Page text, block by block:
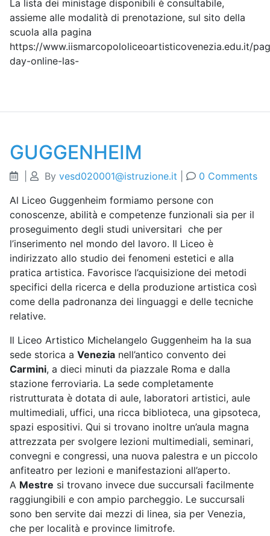
La lista dei ministage disponibili è consultabile,
assieme alle modalità di prenotazione, sul sito della
scuola alla pagina
https://www.iismarcopololiceoartisticovenezia.edu.it/
day-online-las-
GUGGENHEIM
By vesd020001@istruzione.it
0 Comments
Al Liceo Guggenheim formiamo persone con
conoscenze, abilità e competenze funzionali sia per il
proseguimento degli studi universitari che per
l’inserimento nel mondo del lavoro. Il Liceo è
indirizzato allo studio dei fenomeni estetici e alla
pratica artistica. Favorisce l’acquisizione dei metodi
specifici della ricerca e della produzione artistica così
come della padronanza dei linguaggi e delle tecniche
relative.
Il Liceo Artistico Michelangelo Guggenheim ha la sua
sede storica a Venezia nell’antico convento dei
Carmini, a dieci minuti da piazzale Roma e dalla
stazione ferroviaria. La sede completamente
ristrutturata è dotata di aule, laboratori artistici, aule
multimediali, uffici, una ricca biblioteca, una gipsoteca,
spazi espositivi. Qui si trovano inoltre un’aula magna
attrezzata per svolgere lezioni multimediali, seminari,
convegni e congressi, una nuova palestra e un piccolo
anfiteatro per lezioni e manifestazioni all’aperto.
A Mestre si trovano invece due succursali facilmente
raggiungibili e con ampio parcheggio. Le succursali
sono ben servite dai mezzi di linea, sia per Venezia,
che per località e province limitrofe.